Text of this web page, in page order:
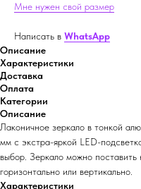
Мне нужен свой размер
Написать в WhatsApp
Описание
Характеристики
Доставка
Оплата
Категории
Описание
Лаконичное зеркало в тонкой
мм с экстра-яркой LED-
выбор. Зеркало можно
горизонтально или вертикально.
Характеристики